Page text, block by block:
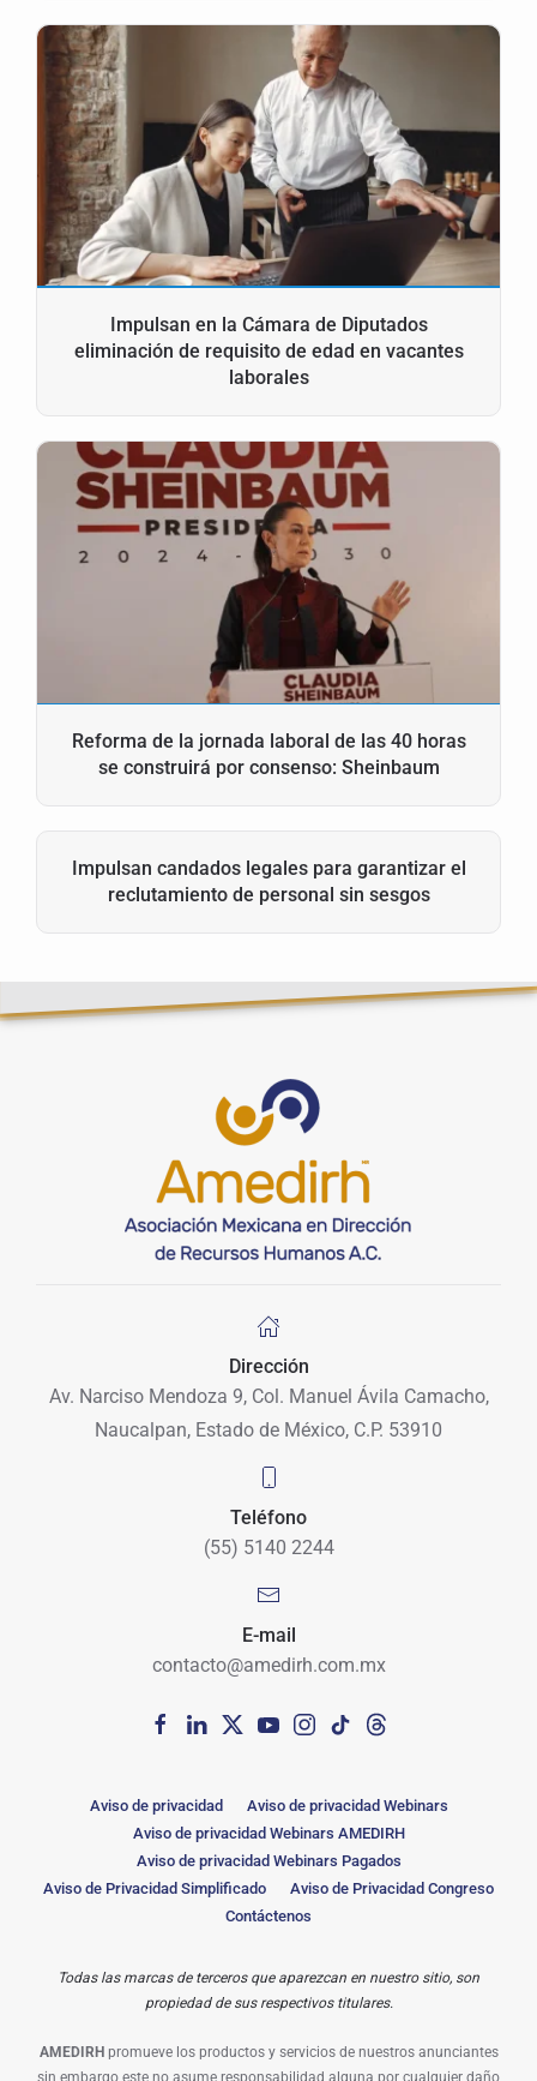
Impulsan en la Cámara de Diputados
eliminación de requisito de edad en vacantes
laborales
Reforma de la jornada laboral de las 40 horas
se construirá por consenso: Sheinbaum
Impulsan candados legales para garantizar el
reclutamiento de personal sin sesgos
Dirección
Av. Narciso Mendoza 9, Col. Manuel Ávila Camacho,
Naucalpan, Estado de México, C.P. 53910
Teléfono
(55) 5140 2244
E-mail
contacto@amedirh.com.mx
Aviso de privacidad
Aviso de privacidad Webinars
Aviso de privacidad Webinars AMEDIRH
Aviso de privacidad Webinars Pagados
Aviso de Privacidad Simplificado
Aviso de Privacidad Congreso
Contáctenos
Todas las marcas de terceros que aparezcan en nuestro sitio, son
propiedad de sus respectivos titulares.
AMEDIRH promueve los productos y servicios de nuestros anunciantes